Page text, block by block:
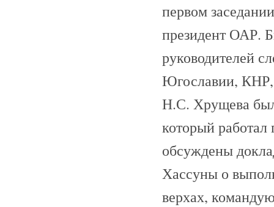
первом
президент ОАР.
руководителей
Югославии, КНР,
Н.С. Хрущева
который
обсуждены
Хассуны о
верхах,